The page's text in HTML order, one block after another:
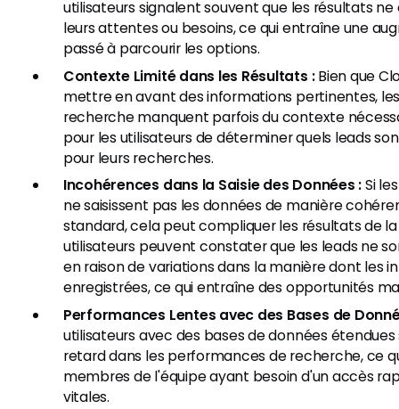
utilisateurs signalent souvent que les résultats
leurs attentes ou besoins, ce qui entraîne une
passé à parcourir les options.
Contexte Limité dans les Résultats :Bien que
mettre en avant des informations pertinentes,
recherche manquent parfois du contexte
pour les utilisateurs de déterminer quels leads
pour leurs recherches.
Incohérences dans la Saisie des Données :Si
ne saisissent pas les données de manière
standard, cela peut compliquer les résultats de
utilisateurs peuvent constater que les leads ne
en raison de variations dans la manière dont les
enregistrées, ce qui entraîne des opportunités
Performances Lentes avec des Bases de
utilisateurs avec des bases de données
retard dans les performances de recherche, ce
membres de l'équipe ayant besoin d'un accès
vitales.